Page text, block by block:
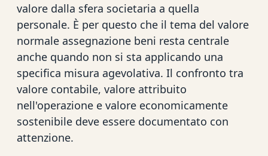
valore dalla sfera societaria a quella
personale. È per questo che il tema del valore
normale assegnazione beni resta centrale
anche quando non si sta applicando una
specifica misura agevolativa. Il confronto tra
valore contabile, valore attribuito
nell'operazione e valore economicamente
sostenibile deve essere documentato con
attenzione.